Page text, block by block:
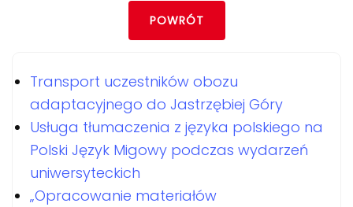
POWRÓT
Transport uczestników obozu
adaptacyjnego do Jastrzębiej Góry
Usługa tłumaczenia z języka polskiego na
Polski Język Migowy podczas wydarzeń
uniwersyteckich
„Opracowanie materiałów